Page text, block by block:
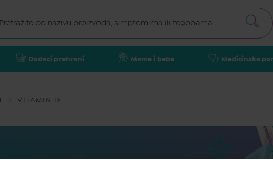
Dodaci prehrani Mame i bebe Medicinska
VITAMIN D